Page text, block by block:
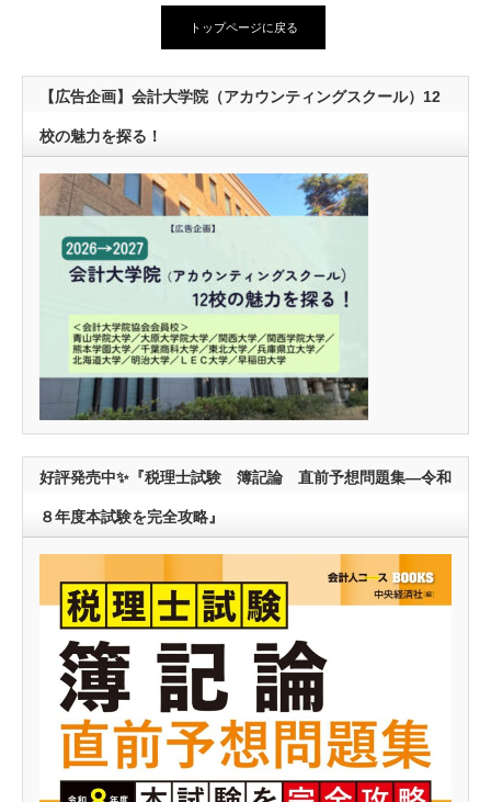
トップページに戻る
【広告企画】会計大学院（アカウンティングスクール）12
校の魅力を探る！
好評発売中✨『税理士試験 簿記論 直前予想問題集―令和
８年度本試験を完全攻略』